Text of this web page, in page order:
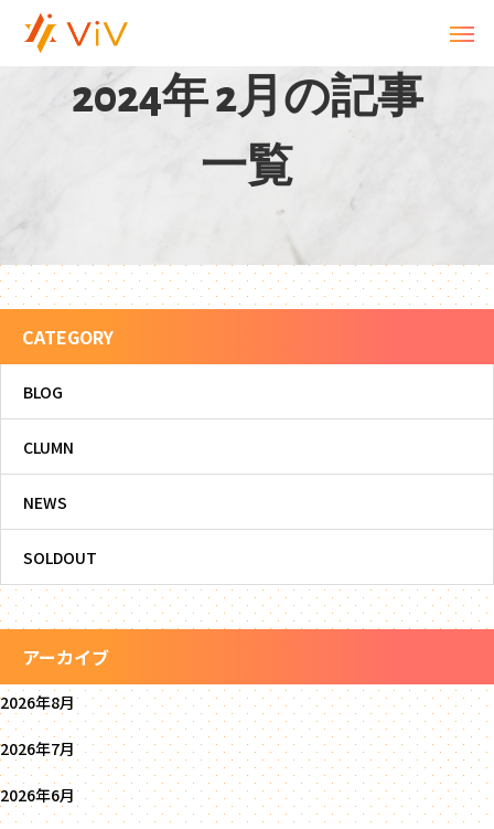
2024年2月 の記事
一覧
CATEGORY
BLOG
CLUMN
NEWS
SOLDOUT
アーカイブ
2026年8月
2026年7月
2026年6月